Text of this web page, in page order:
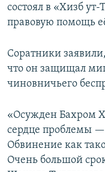
состоял в «Хизб
правовую помощь
Соратники
что он защищал
чиновничьего
«Осужден Бахром
сердце проблемы —
Обвинение как
Очень большой